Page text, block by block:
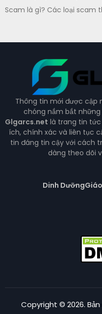
Scam là gì? Các loại scam
Thông tin mới được cập
chóng nắm bắt những
Glgarcs.net là trang tin
ích, chính xác và liên tục
tin đáng tin cậy với cách
dàng theo dõi
Dinh Dưỡng
Copyright © 2026.